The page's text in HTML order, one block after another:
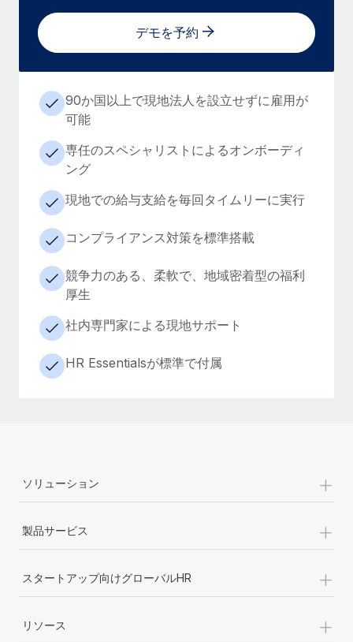
デモを予約
90か国以上で現地法人を設立せずに雇用が
可能
専任のスペシャリストによるオンボーディ
ング
現地での給与支給を毎回タイムリーに実行
コンプライアンス対策を標準搭載
競争力のある、柔軟で、地域密着型の福利
厚生
社内専門家による現地サポート
HR Essentialsが標準で付属
ソリューション +
製品サービス +
スタートアップ向けグローバルHR +
リソース +